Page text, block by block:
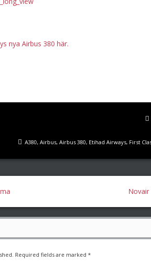
nya Airbus 380 här.
A380, Airbus, Airbus 380, Etihad Airways, First
Novair
Required fields are marked *